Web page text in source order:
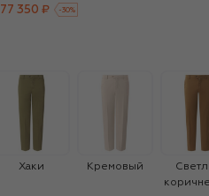
77 350 ₽ -30%
Хаки Кремовый